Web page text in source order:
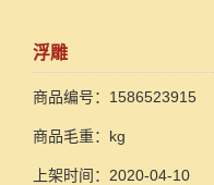
浮雕
商品编号：1586523915
商品毛重：kg
上架时间：2020-04-10